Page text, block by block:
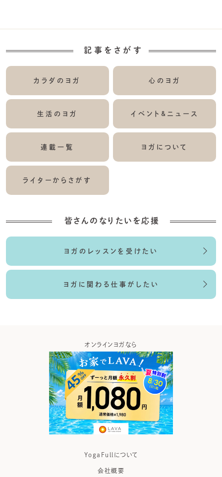
記事をさがす
カラダのヨガ 心のヨガ
生活のヨガ イベント&ニュース
連載一覧 ヨガについて
ライターからさがす
皆さんのなりたいを応援
ヨガのレッスンを受けたい
ヨガに関わる仕事がしたい
ヨガの資格取得なら
YogaFullについて
会社概要